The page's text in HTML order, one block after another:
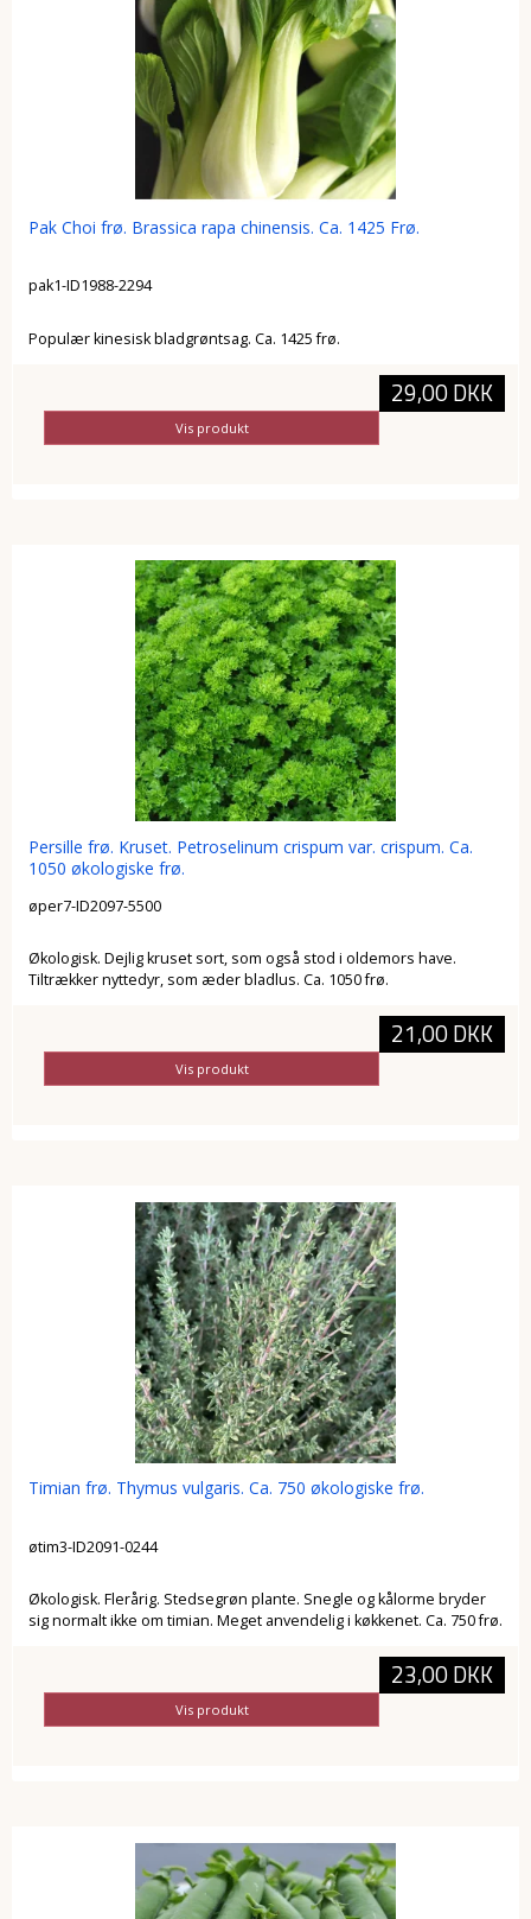
Pak Choi frø. Brassica rapa chinensis. Ca. 1425 Frø.
pak1-ID1988-2294
Populær kinesisk bladgrøntsag. Ca. 1425 frø.
29,00 DKK
Vis produkt
Persille frø. Kruset. Petroselinum crispum var. crispum. Ca.
1050 økologiske frø.
øper7-ID2097-5500
Økologisk. Dejlig kruset sort, som også stod i oldemors have.
Tiltrækker nyttedyr, som æder bladlus. Ca. 1050 frø.
21,00 DKK
Vis produkt
Timian frø. Thymus vulgaris. Ca. 750 økologiske frø.
øtim3-ID2091-0244
Økologisk. Flerårig. Stedsegrøn plante. Snegle og kålorme bryder
sig normalt ikke om timian. Meget anvendelig i køkkenet. Ca. 750 frø.
23,00 DKK
Vis produkt